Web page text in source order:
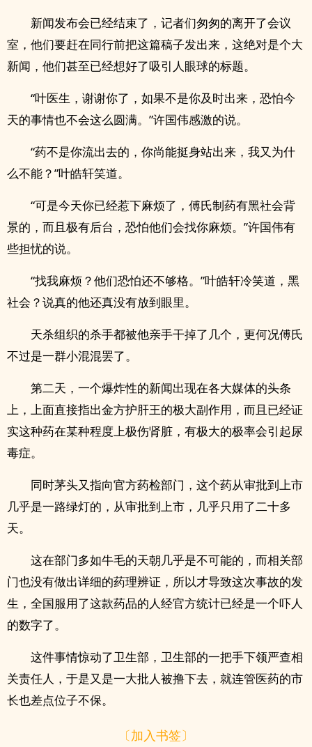
新闻发布会已经结束了，记者们匆匆的离开了会议
室，他们要赶在同行前把这篇稿子发出来，这绝对是个大
新闻，他们甚至已经想好了吸引人眼球的标题。
“叶医生，谢谢你了，如果不是你及时出来，恐怕今
天的事情也不会这么圆满。”许国伟感激的说。
“药不是你流出去的，你尚能挺身站出来，我又为什
么不能？”叶皓轩笑道。
“可是今天你已经惹下麻烦了，傅氏制药有黑社会背
景的，而且极有后台，恐怕他们会找你麻烦。”许国伟有
些担忧的说。
“找我麻烦？他们恐怕还不够格。”叶皓轩冷笑道，黑
社会？说真的他还真没有放到眼里。
天杀组织的杀手都被他亲手干掉了几个，更何况傅氏
不过是一群小混混罢了。
第二天，一个爆炸性的新闻出现在各大媒体的头条
上，上面直接指出金方护肝王的极大副作用，而且已经证
实这种药在某种程度上极伤肾脏，有极大的极率会引起尿
毒症。
同时茅头又指向官方药检部门，这个药从审批到上市
几乎是一路绿灯的，从审批到上市，几乎只用了二十多
天。
这在部门多如牛毛的天朝几乎是不可能的，而相关部
门也没有做出详细的药理辨证，所以才导致这次事故的发
生，全国服用了这款药品的人经官方统计已经是一个吓人
的数字了。
这件事情惊动了卫生部，卫生部的一把手下领严查相
关责任人，于是又是一大批人被撸下去，就连管医药的市
长也差点位子不保。
〔加入书签〕